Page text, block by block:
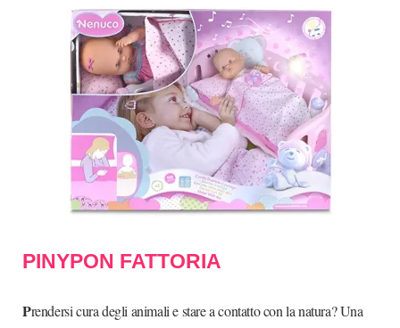
PINYPON FATTORIA
Prendersi cura degli animali e stare a contatto con la natura? Una